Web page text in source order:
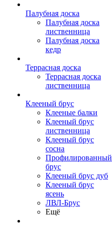
Палубная доска
Палубная доска
лиственница
Палубная доска
кедр
Террасная доска
Террасная доска
лиственница
Клееный брус
Клееные балки
Клееный брус
лиственница
Клееный брус
сосна
Профилированный
брус
Клееный брус дуб
Клееный брус
ясень
ЛВЛ-Брус
Ещё